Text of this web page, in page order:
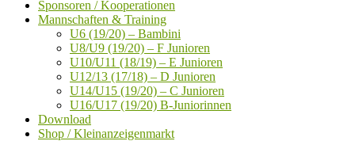
Sponsoren / Kooperationen
Mannschaften & Training
U6 (19/20) – Bambini
U8/U9 (19/20) – F Junioren
U10/U11 (18/19) – E Junioren
U12/13 (17/18) – D Junioren
U14/U15 (19/20) – C Junioren
U16/U17 (19/20) B-Juniorinnen
Download
Shop / Kleinanzeigenmarkt